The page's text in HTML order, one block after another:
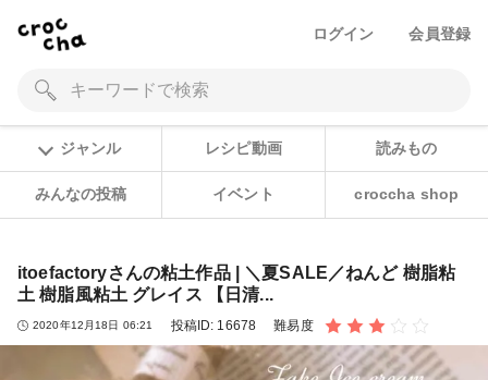
ログイン 会員登録
ジャンル レシピ動画 読みもの
みんなの投稿 イベント croccha shop
itoefactoryさんの粘土作品 | ＼夏SALE／ねんど 樹脂粘
土 樹脂風粘土 グレイス 【日清...
2020年12月18日 06:21 投稿ID: 16678 難易度